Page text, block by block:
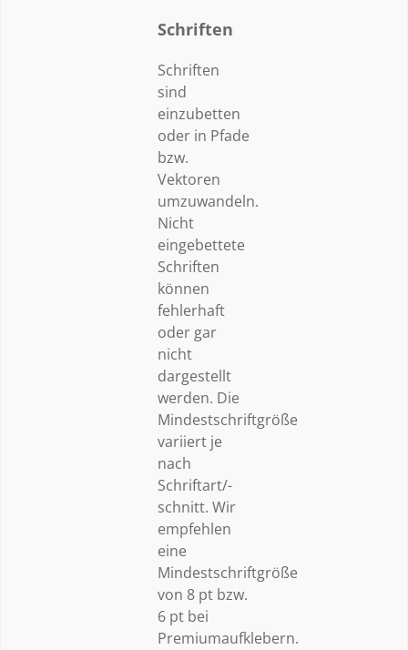
Schriften
Schriften
sind
einzubetten
oder in Pfade
bzw.
Vektoren
umzuwandeln.
Nicht
eingebettete
Schriften
können
fehlerhaft
oder gar
nicht
dargestellt
werden. Die
Mindestschriftgröße
variiert je
nach
Schriftart/-
schnitt. Wir
empfehlen
eine
Mindestschriftgröße
von 8 pt bzw.
6 pt bei
Premiumaufklebern.